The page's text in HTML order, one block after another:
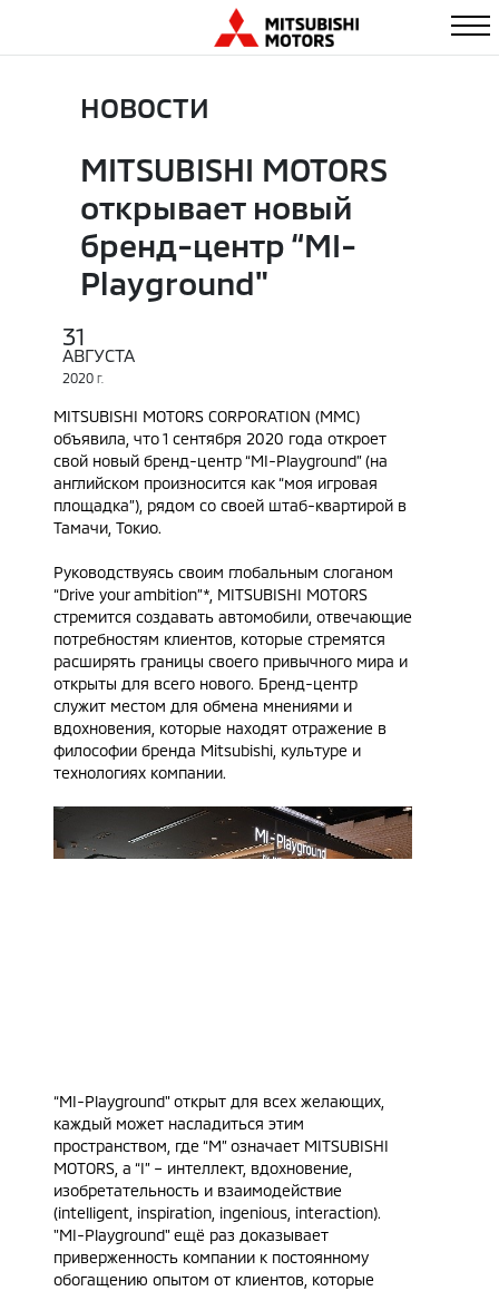
НОВОСТИ
MITSUBISHI MOTORS
открывает новый
бренд-центр “MI-
Playground"
31
АВГУСТА
2020 Г.
MITSUBISHI MOTORS CORPORATION (MMC)
объявила, что 1 сентября 2020 года откроет
свой новый бренд-центр “MI-Playground” (на
английском произносится как “моя игровая
площадка”), рядом со своей штаб-квартирой в
Тамачи, Токио.
Руководствуясь своим глобальным слоганом
“Drive your ambition”*, MITSUBISHI MOTORS
стремится создавать автомобили, отвечающие
потребностям клиентов, которые стремятся
расширять границы своего привычного мира и
открыты для всего нового. Бренд-центр
служит местом для обмена мнениями и
вдохновения, которые находят отражение в
философии бренда Mitsubishi, культуре и
технологиях компании.
“MI-Playground" открыт для всех желающих,
каждый может насладиться этим
пространством, где “М” означает MITSUBISHI
MOTORS, а “I” – интеллект, вдохновение,
изобретательность и взаимодействие
(intelligent, inspiration, ingenious, interaction).
"MI-Playground" ещё раз доказывает
приверженность компании к постоянному
обогащению опытом от клиентов, которые